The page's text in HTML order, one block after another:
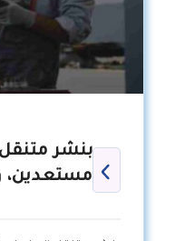
بنشر
مستعدين،